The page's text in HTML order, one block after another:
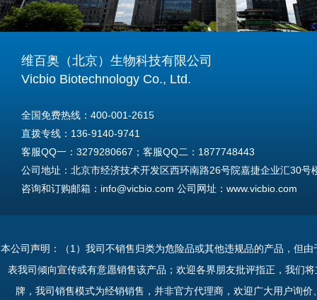
维百奥（北京）生物科技有限公司
Vicbio Biotechnology Co., Ltd.
全国免费热线：400-001-2615
直拨专线：136-9140-9741
客服QQ一：3279280667；客服QQ二：1877748443
公司地址：北京市经济技术开发区西环南路26号院嘉捷企业汇30号
咨询和订购邮箱：info@vicbio.com 公司网址：www.vicbio.com
Tel: +86-13691409741
本公司声明：（1）我司不销售归类为危险品或其他违规品的产品，但
表我司倾向宣传或有意愿销售该产品；欢迎各界朋友批评指正，我们
牌，我司销售模式为经销销售，并非官方代理商，欢迎广大用户询